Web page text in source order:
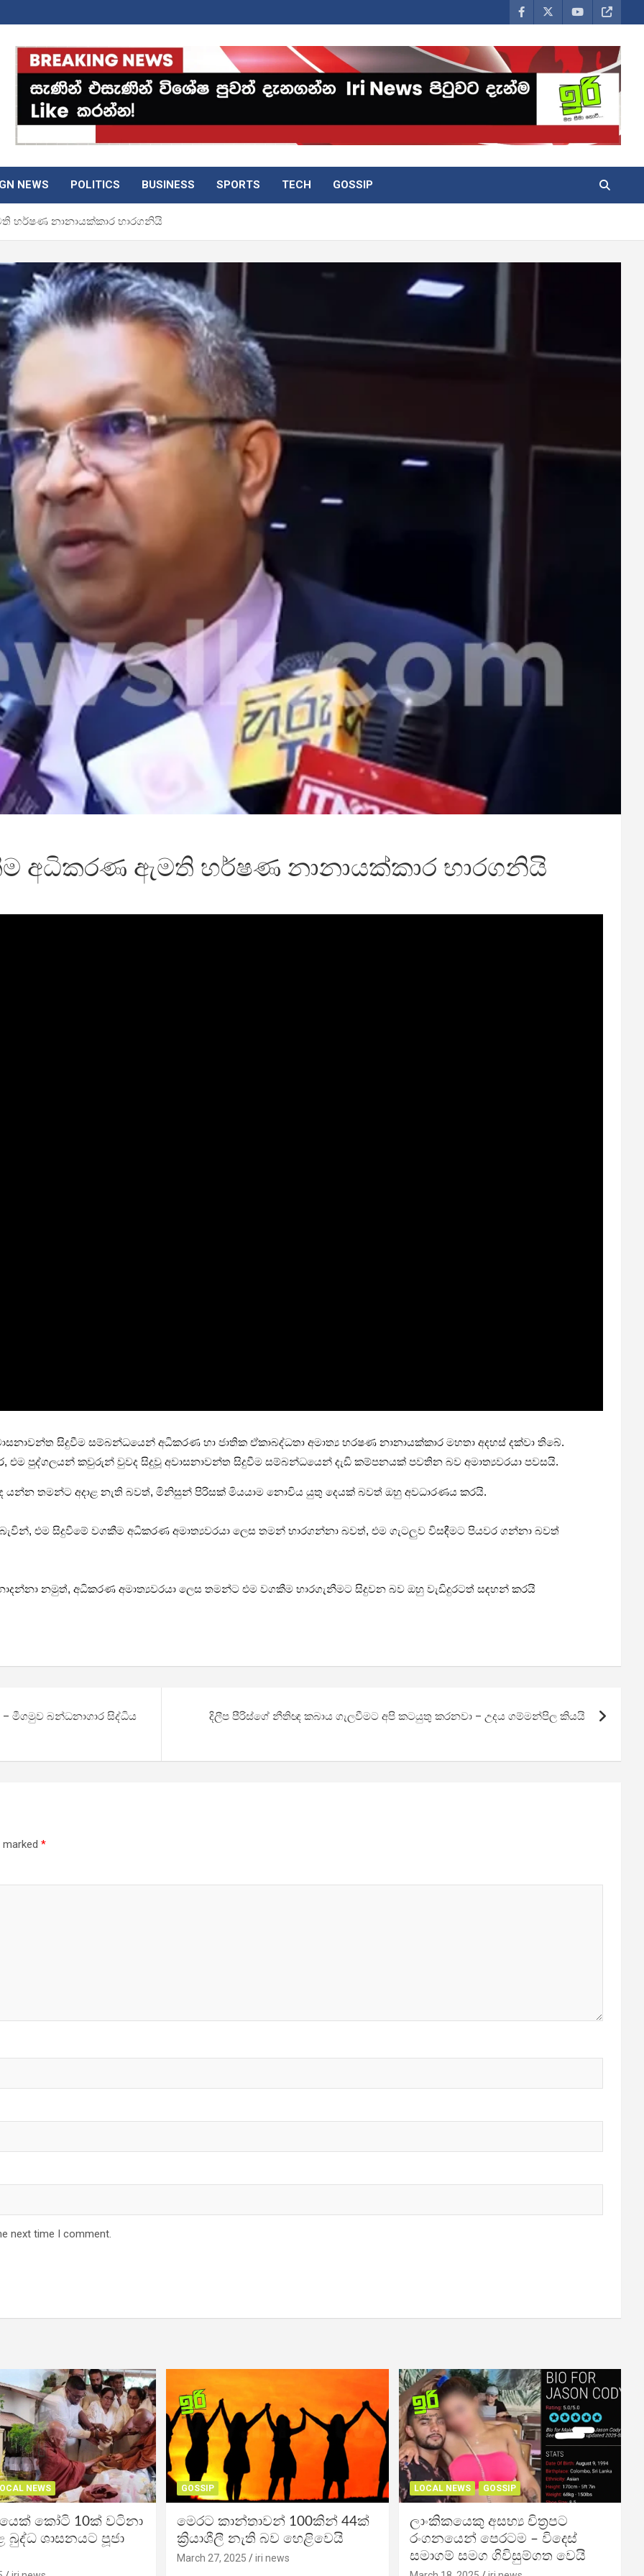
NEWS POLITICS BUSINESS SPORTS TECH GOSSIP
හර්ෂණ නානායක්කාර භාරගනියි
අධිකරණ ඇමති හර්ෂණ නානායක්කාර භාරගනියි
සිදුවීම සම්බන්ධයෙන් අධිකරණ හා ජාතික ඒකාබද්ධතා අමාත්‍ය හරෂණ නානායක්කාර මහතා අදහස් දක්වා තිබේ.
පුද්ගලයන් කවුරුන් වුවද සිදුවූ අවාසනාවන්ත සිදුවීම සම්බන්ධයෙන් දැඩි කම්පනයක් පවතින බව අමාත්‍යවරයා පවසයි.
යන්න තමන්ට අදාළ නැති බවත්, මිනිසුන් පිරිසක් මියයාම නොවිය යුතු දෙයක් බවත් ඔහු අවධාරණය කරයි.
එම සිදුවීමේ වගකීම අධිකරණ අමාත්‍යවරයා ලෙස තමන් භාරගන්නා බවත්, එම ගැටලුව විසඳීමට පියවර ගන්නා බවත්
නමුත්, අධිකරණ අමාත්‍යවරයා ලෙස තමන්ට එම වගකීම භාරගැනීමට සිදුවන බව ඔහු වැඩිදුරටත් සඳහන් කරයි
– මීගමුව බන්ධනාගාර සිද්ධිය
දිලීප පීරිස්ගේ නීතිඥ කබාය ගැලවීමට අපි කටයුතු කරනවා – උදය ගම්මන්පිල කියයි
marked *
next time I comment.
NEWS
කෝටි 10ක් වටිනා
බුද්ධ ශාසනයට පූජා
GOSSIP
මෙරට කාන්තාවන් 100කින් 44ක්
ක්‍රියාශීලී නැති බව හෙළිවෙයි
March 27, 2025 iri news
LOCAL NEWS GOSSIP
ලාංකිකයෙකු අසභ්‍ය චිත්‍රපට
රංගනයෙන් පෙරටම – විදෙස්
සමාගම් සමග ගිවිසුම්ගත වෙයි